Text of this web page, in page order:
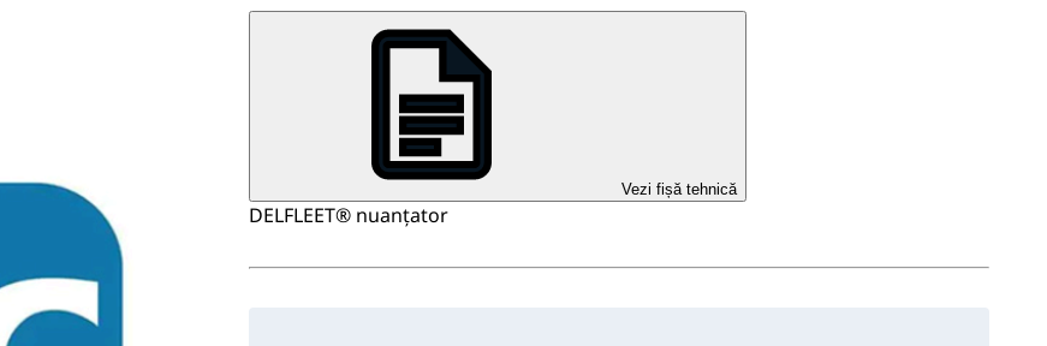
Vezi fișă tehnică
DELFLEET® nuanțator